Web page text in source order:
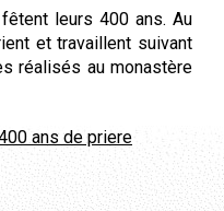
leurs 400 ans. Au
et travaillent suivant
réalisés au monastère
ans de priere